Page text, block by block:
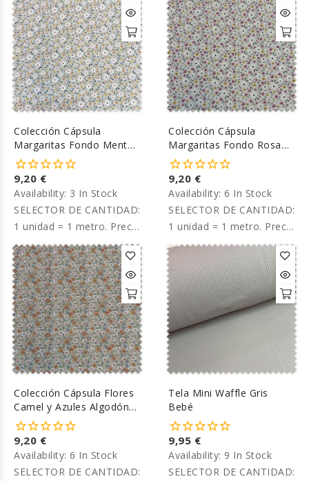
Colección Cápsula
Margaritas Fondo Menta
Algodón 100%
9,20 €
Availability: 3 In Stock
SELECTOR DE CANTIDAD:
1 unidad = 1 metro. Precio
por metro.
Colección Cápsula
Margaritas Fondo Rosa
Algodón 100%
9,20 €
Availability: 6 In Stock
SELECTOR DE CANTIDAD:
1 unidad = 1 metro. Precio
por metro.
Colección Cápsula Flores
Camel y Azules Algodón
100%
9,20 €
Availability: 6 In Stock
SELECTOR DE CANTIDAD:
Tela Mini Waffle Gris
Bebé
9,95 €
Availability: 9 In Stock
SELECTOR DE CANTIDAD: